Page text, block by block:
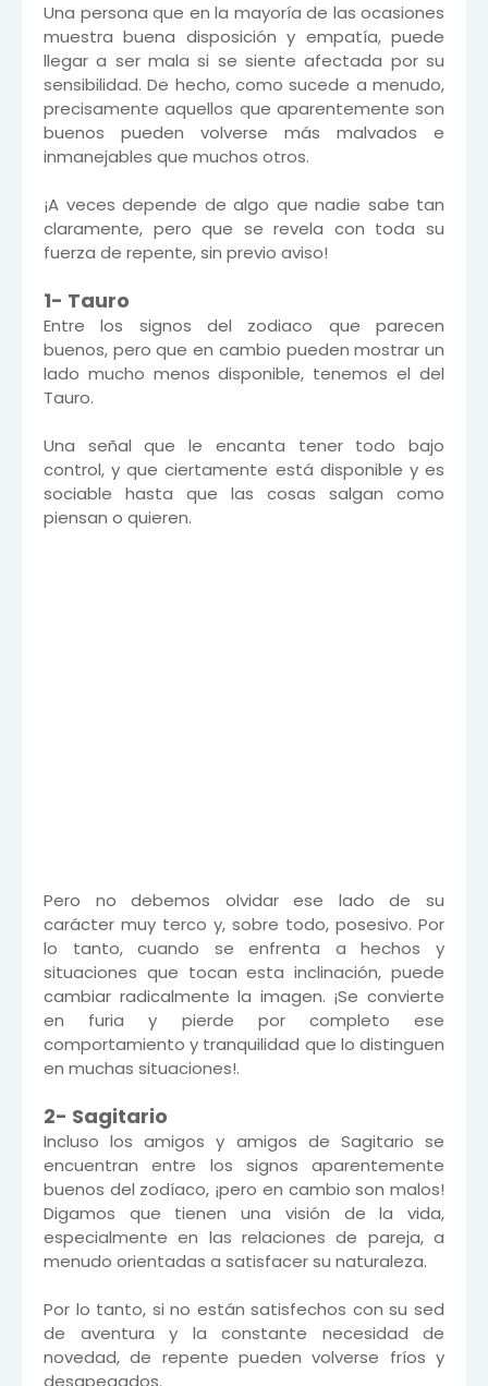
Una persona que en la mayoría de las ocasiones
muestra buena disposición y empatía, puede
llegar a ser mala si se siente afectada por su
sensibilidad. De hecho, como sucede a menudo,
precisamente aquellos que aparentemente son
buenos pueden volverse más malvados e
inmanejables que muchos otros.
¡A veces depende de algo que nadie sabe tan
claramente, pero que se revela con toda su
fuerza de repente, sin previo aviso!
1- Tauro
Entre los signos del zodiaco que parecen
buenos, pero que en cambio pueden mostrar un
lado mucho menos disponible, tenemos el del
Tauro.
Una señal que le encanta tener todo bajo
control, y que ciertamente está disponible y es
sociable hasta que las cosas salgan como
piensan o quieren.
Pero no debemos olvidar ese lado de su
carácter muy terco y, sobre todo, posesivo. Por
lo tanto, cuando se enfrenta a hechos y
situaciones que tocan esta inclinación, puede
cambiar radicalmente la imagen. ¡Se convierte
en furia y pierde por completo ese
comportamiento y tranquilidad que lo distinguen
en muchas situaciones!.
2- Sagitario
Incluso los amigos y amigos de Sagitario se
encuentran entre los signos aparentemente
buenos del zodíaco, ¡pero en cambio son malos!
Digamos que tienen una visión de la vida,
especialmente en las relaciones de pareja, a
menudo orientadas a satisfacer su naturaleza.
Por lo tanto, si no están satisfechos con su sed
de aventura y la constante necesidad de
novedad, de repente pueden volverse fríos y
desapegados.